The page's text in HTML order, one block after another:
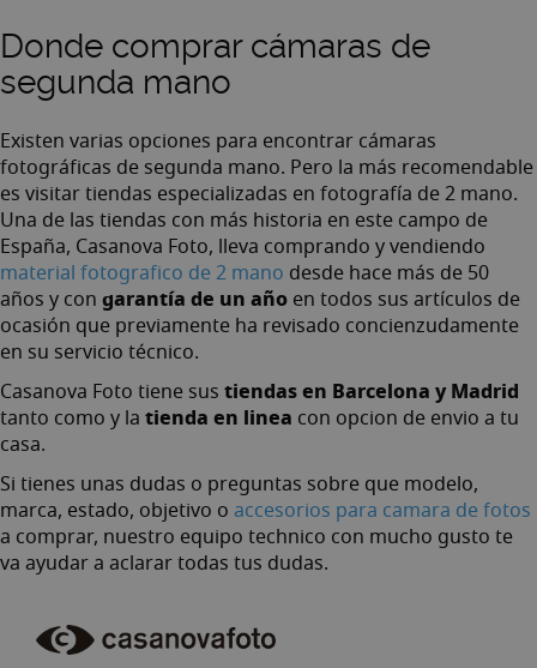
Donde comprar cámaras de
segunda mano
Existen varias opciones para encontrar cámaras
fotográficas de segunda mano. Pero la más recomendable
es visitar tiendas especializadas en fotografía de 2 mano.
Una de las tiendas con más historia en este campo de
España, Casanova Foto, lleva comprando y vendiendo
material fotografico de 2 mano desde hace más de 50
años y con garantía de un año en todos sus artículos de
ocasión que previamente ha revisado concienzudamente
en su servicio técnico.
Casanova Foto tiene sus tiendas en Barcelona y Madrid
tanto como y la tienda en linea con opcion de envio a tu
casa.
Si tienes unas dudas o preguntas sobre que modelo,
marca, estado, objetivo o accesorios para camara de fotos
a comprar, nuestro equipo technico con mucho gusto te
va ayudar a aclarar todas tus dudas.